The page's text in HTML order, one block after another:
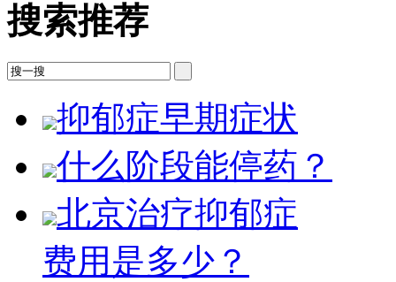
搜索推荐
抑郁症早期症状
什么阶段能停药？
北京治疗抑郁症
费用是多少？